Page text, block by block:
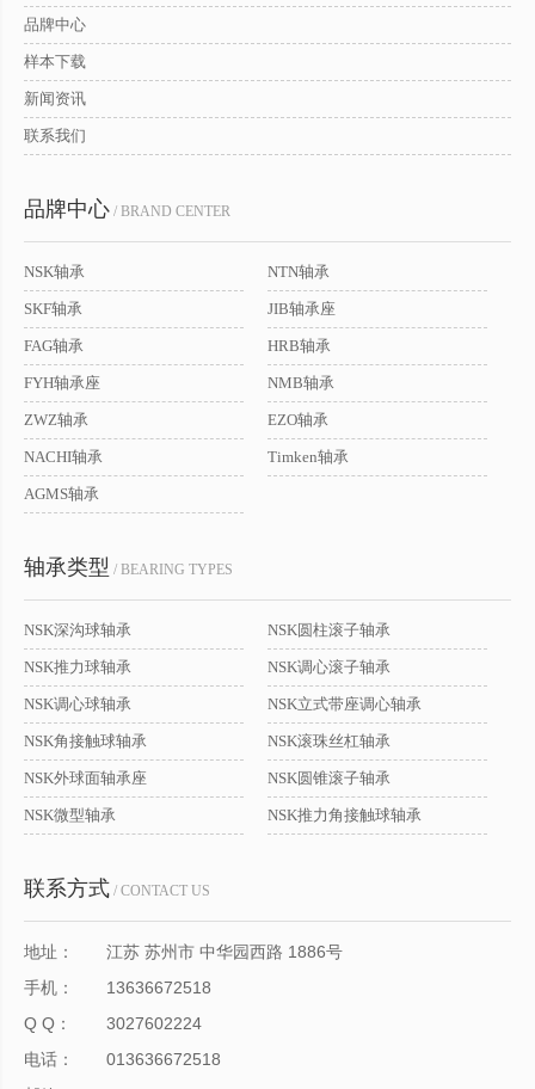
品牌中心
样本下载
新闻资讯
联系我们
品牌中心 / BRAND CENTER
NSK轴承 NTN轴承
SKF轴承 JIB轴承座
FAG轴承 HRB轴承
FYH轴承座 NMB轴承
ZWZ轴承 EZO轴承
NACHI轴承 Timken轴承
AGMS轴承
轴承类型 / BEARING TYPES
NSK深沟球轴承 NSK圆柱滚子轴承
NSK推力球轴承 NSK调心滚子轴承
NSK调心球轴承 NSK立式带座调心轴承
NSK角接触球轴承 NSK滚珠丝杠轴承
NSK外球面轴承座 NSK圆锥滚子轴承
NSK微型轴承 NSK推力角接触球轴承
联系方式 / CONTACT US
地址：
江苏 苏州市 中华园西路 1886号
手机：
13636672518
Q Q：
3027602224
电话：
013636672518